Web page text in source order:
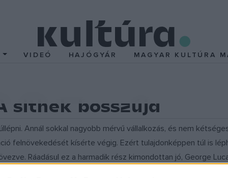
VIDEÓ HAJÓGYÁR MAGYAR KULTÚRA
sithek bosszúja
Annál sokkal nagyobb mérvű vállalkozás, és nem
felnövekedését kísérte végig. Ezért tulajdonképpen túl is
Ráadásul ez a harmadik rész kimondottan jó, George
elkészülhessen." Hát nem tudom, azért ezt így nem